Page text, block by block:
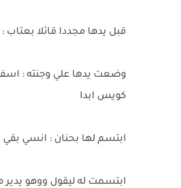
قبل يدها مجددا قائلا
وضعت يدها علي وجنته :
كويس ابدا
ابتسم لها بحنان : انسي بقي
ابتسمت له ليقول ووهو يدير